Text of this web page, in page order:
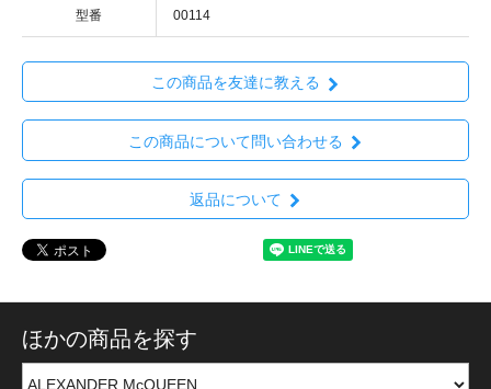
型番 00114
この商品を友達に教える
この商品について問い合わせる
返品について
ほかの商品を探す